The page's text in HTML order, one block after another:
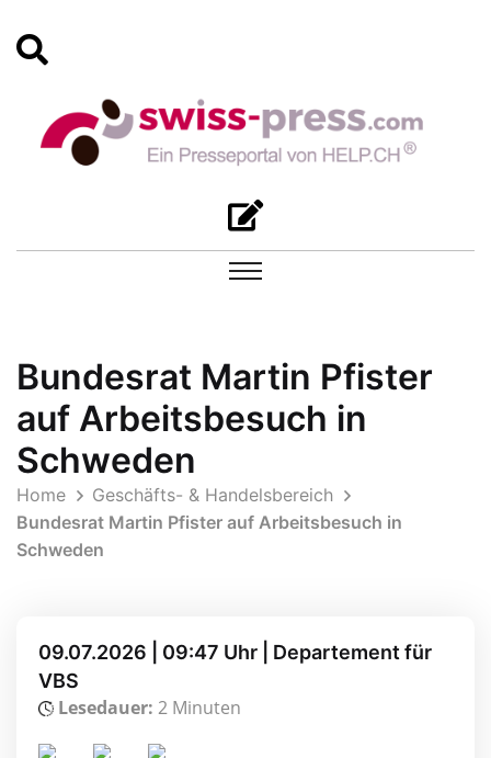
Bundesrat Martin Pfister
auf Arbeitsbesuch in
Schweden
Home
Geschäfts- & Handelsbereich
Bundesrat Martin Pfister auf Arbeitsbesuch in
Schweden
09.07.2026 | 09:47 Uhr | Departement für
VBS
Lesedauer: 2 Minuten